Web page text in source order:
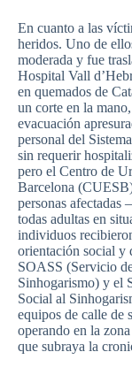
En cuanto a las
heridos. Uno de
moderada y fue
Hospital Vall
en quemados de
un corte en la
evacuación
personal del
sin requerir
pero el Centro de
Barcelona
personas
todas adultas en
individuos
orientación social y
SOASS (Servicio
Sinhogarismo) y el
Social al
equipos de calle de
operando en la
que subraya la